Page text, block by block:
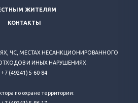
ЖИТЕЛЯМ
КОНТАКТЫ
ЧС, МЕСТАХ НЕСАНКЦИОНИРОВАННОГО
И ИНЫХ НАРУШЕНИЯХ:
+7 (49241) 5-60-84
по охране территории: